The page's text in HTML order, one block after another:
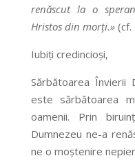
renăscut la o
Hristos din morți.»(cf.
Iubiți credincioși,
Sărbătoarea Învierii
este sărbătoarea
oamenii. Prin
Dumnezeu ne-a
ne o moștenire